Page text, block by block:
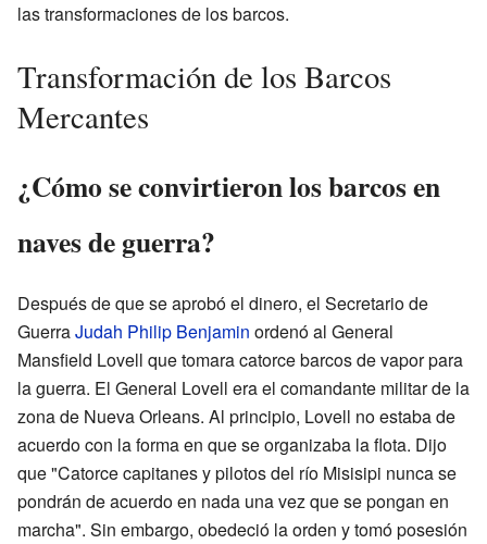
las transformaciones de los barcos.
Transformación de los Barcos
Mercantes
¿Cómo se convirtieron los barcos en
naves de guerra?
Después de que se aprobó el dinero, el Secretario de
GuerraJudah Philip Benjamin ordenó al General
Mansfield Lovell que tomara catorce barcos de vapor para
la guerra. El General Lovell era el comandante militar de la
zona de Nueva Orleans. Al principio, Lovell no estaba de
acuerdo con la forma en que se organizaba la flota. Dijo
que "Catorce capitanes y pilotos del río Misisipi nunca se
pondrán de acuerdo en nada una vez que se pongan en
marcha". Sin embargo, obedeció la orden y tomó posesión